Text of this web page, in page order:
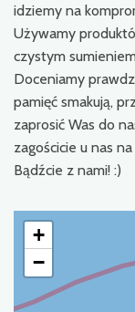
idziemy na
Używamy
czystym
Doceniamy
pamięć smakują,
zaprosić Was do
zagościcie u nas
Bądźcie z nami! :)
+
−